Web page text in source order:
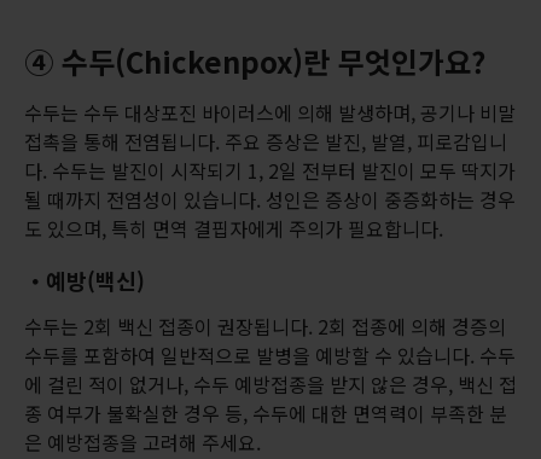
④ 수두(Chickenpox)란 무엇인가요?
수두는 수두 대상포진 바이러스에 의해 발생하며, 공기나 비말
접촉을 통해 전염됩니다. 주요 증상은 발진, 발열, 피로감입니
다. 수두는 발진이 시작되기 1, 2일 전부터 발진이 모두 딱지가
될 때까지 전염성이 있습니다. 성인은 증상이 중증화하는 경우
도 있으며, 특히 면역 결핍자에게 주의가 필요합니다.
・예방(백신)
수두는 2회 백신 접종이 권장됩니다. 2회 접종에 의해 경증의
수두를 포함하여 일반적으로 발병을 예방할 수 있습니다. 수두
에 걸린 적이 없거나, 수두 예방접종을 받지 않은 경우, 백신 접
종 여부가 불확실한 경우 등, 수두에 대한 면역력이 부족한 분
은 예방접종을 고려해 주세요.